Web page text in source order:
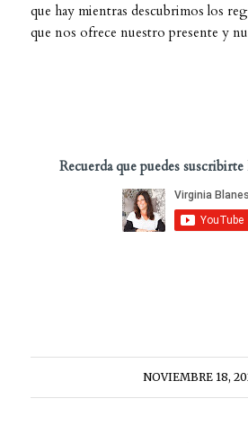
que hay mientras descubrimos los
que nos ofrece nuestro presente y
Recuerda que puedes
NOVIEMBRE 18,